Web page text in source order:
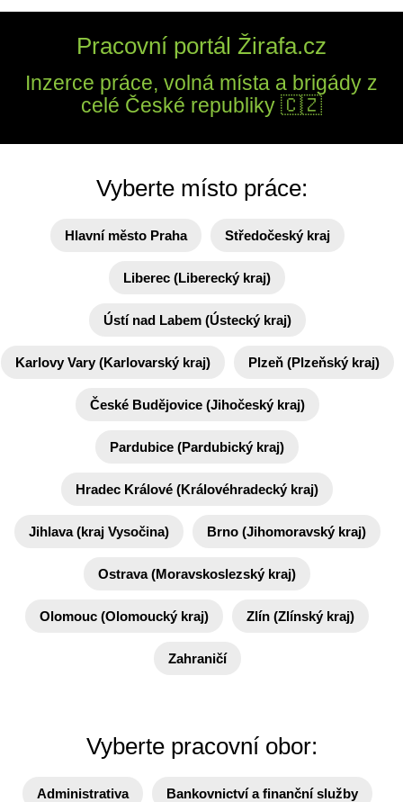
Pracovní portál Žirafa.cz
Inzerce práce, volná místa a brigády z
celé České republiky 🇨🇿
Vyberte místo práce:
Hlavní město Praha Středočeský kraj
Liberec (Liberecký kraj)
Ústí nad Labem (Ústecký kraj)
Karlovy Vary (Karlovarský kraj) Plzeň (Plzeňský kraj)
České Budějovice (Jihočeský kraj)
Pardubice (Pardubický kraj)
Hradec Králové (Královéhradecký kraj)
Jihlava (kraj Vysočina) Brno (Jihomoravský kraj)
Ostrava (Moravskoslezský kraj)
Olomouc (Olomoucký kraj) Zlín (Zlínský kraj)
Zahraničí
Vyberte pracovní obor:
Administrativa Bankovnictví a finanční služby